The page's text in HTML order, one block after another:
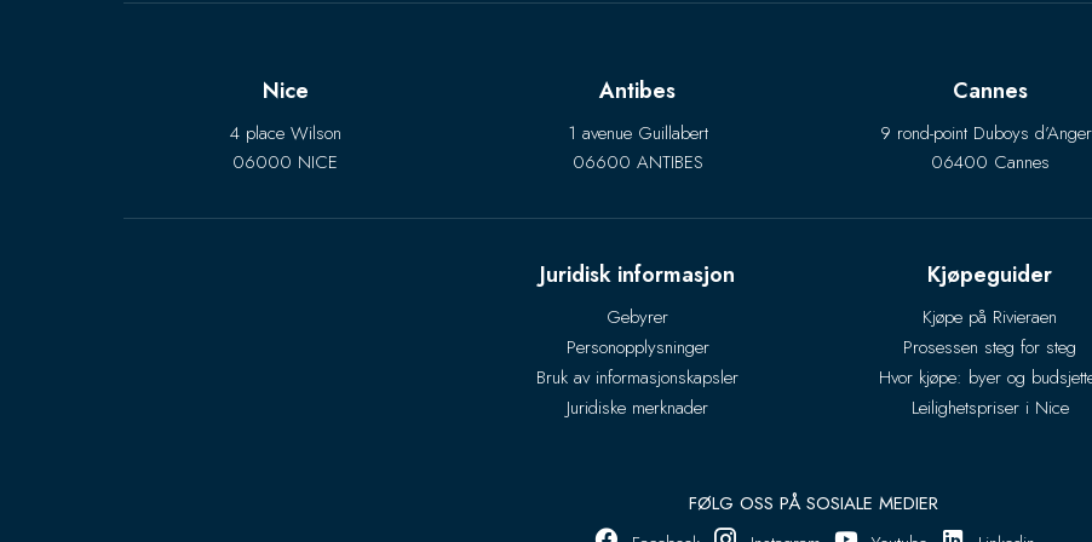
Nice
4 place Wilson
06000 NICE
Antibes
1 avenue Guillabert
06600 ANTIBES
Cannes
9 rond-point Duboys
06400 Cannes
Juridisk informasjon
Gebyrer
Personopplysninger
Bruk av informasjonskapsler
Juridiske merknader
Kjøpeguider
Kjøpe på Rivieraen
Prosessen steg for steg
Hvor kjøpe: byer og
Leilighetspriser i Nice
FØLG OSS PÅ SOSIALE MEDIER